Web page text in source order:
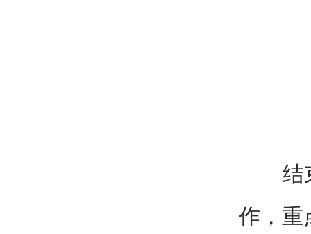
结束
作，重